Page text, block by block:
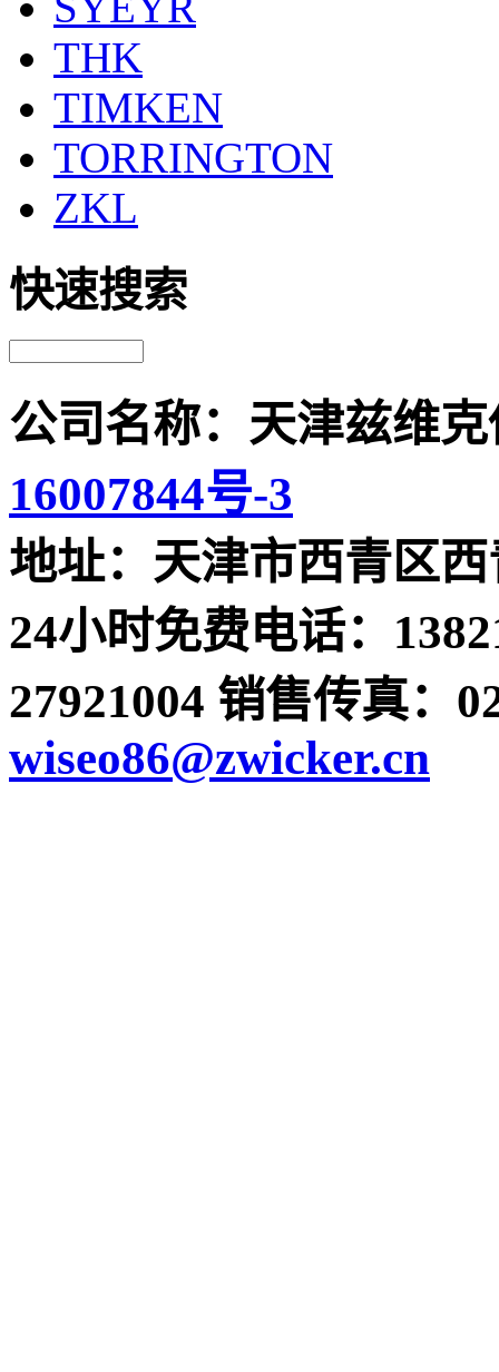
THK
TIMKEN
TORRINGTON
ZKL
快速搜索
公司名称：天津兹维
16007844号-3
地址：天津市西青区西
24小时免费电话：
27921004 销售传真：
wiseo86@zwicker.cn